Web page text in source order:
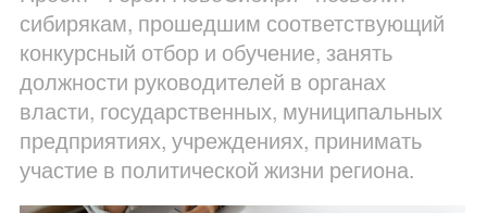
сибирякам, прошедшим соответствующий
конкурсный отбор и обучение, занять
должности руководителей в органах
власти, государственных, муниципальных
предприятиях, учреждениях, принимать
участие в политической жизни региона.